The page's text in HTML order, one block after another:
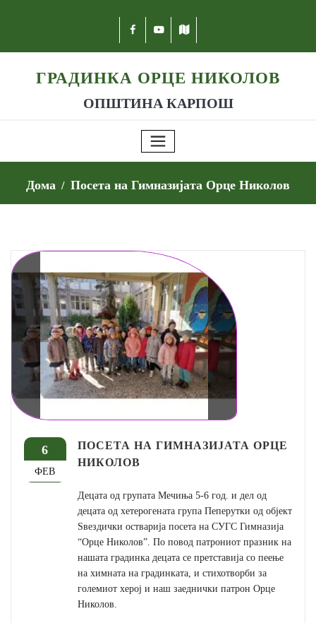
ГРАДИНКА ОРЦЕ НИКОЛОВ
ОПШТИНА КАРПОШ
Дома Посета на Гимназијата Орце Николов
6
ФЕВ
ПОСЕТА НА ГИМНАЗИЈАТА ОРЦЕ
НИКОЛОВ
Децата од групата Мечиња 5-6 год. и дел од
децата од хетерогената група Пеперутки од објект
Ѕвездички остварија посета на СУГС Гимназија
“Орце Николов”. По повод патрониот празник на
нашата градинка децата се претставија со пеење
на химната на градинката, и стихотворби за
големиот херој и наш заеднички патрон Орце
Николов.